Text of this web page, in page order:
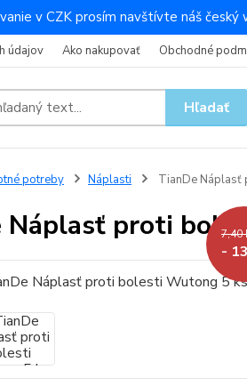
v CZK prosím navštívte náš český
údajov Ako nakupovať Obchodné
Hľadať
potreby Náplasti TianDe Náplasť
Náplasť proti 7,40
-